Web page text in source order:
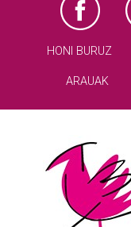
HONI BURUZ
ARAUAK